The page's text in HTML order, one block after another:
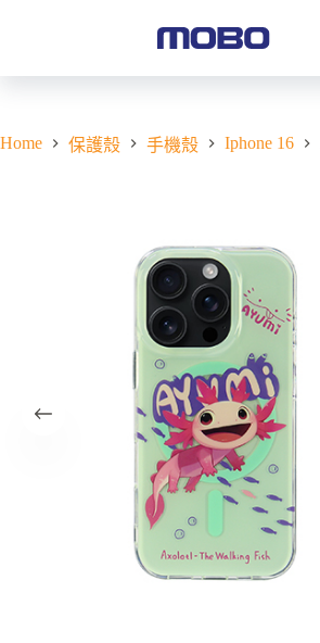
Home 保護殼 手機殼 Iphone 16